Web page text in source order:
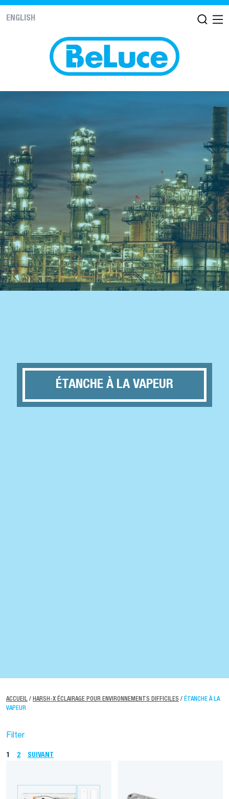
ENGLISH
ÉTANCHE À LA VAPEUR
ACCUEIL / HARSH-X ÉCLAIRAGE POUR ENVIRONNEMENTS DIFFICILES / ÉTANCHE À LA
VAPEUR
Filter
1 2 SUIVANT